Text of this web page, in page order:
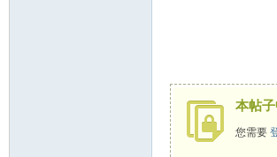
本帖
您需要